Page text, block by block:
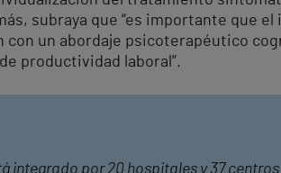
subraya que “es importante que
con un abordaje psicoterapéutico
productividad laboral”.
integrado por 20 hospitales y 37